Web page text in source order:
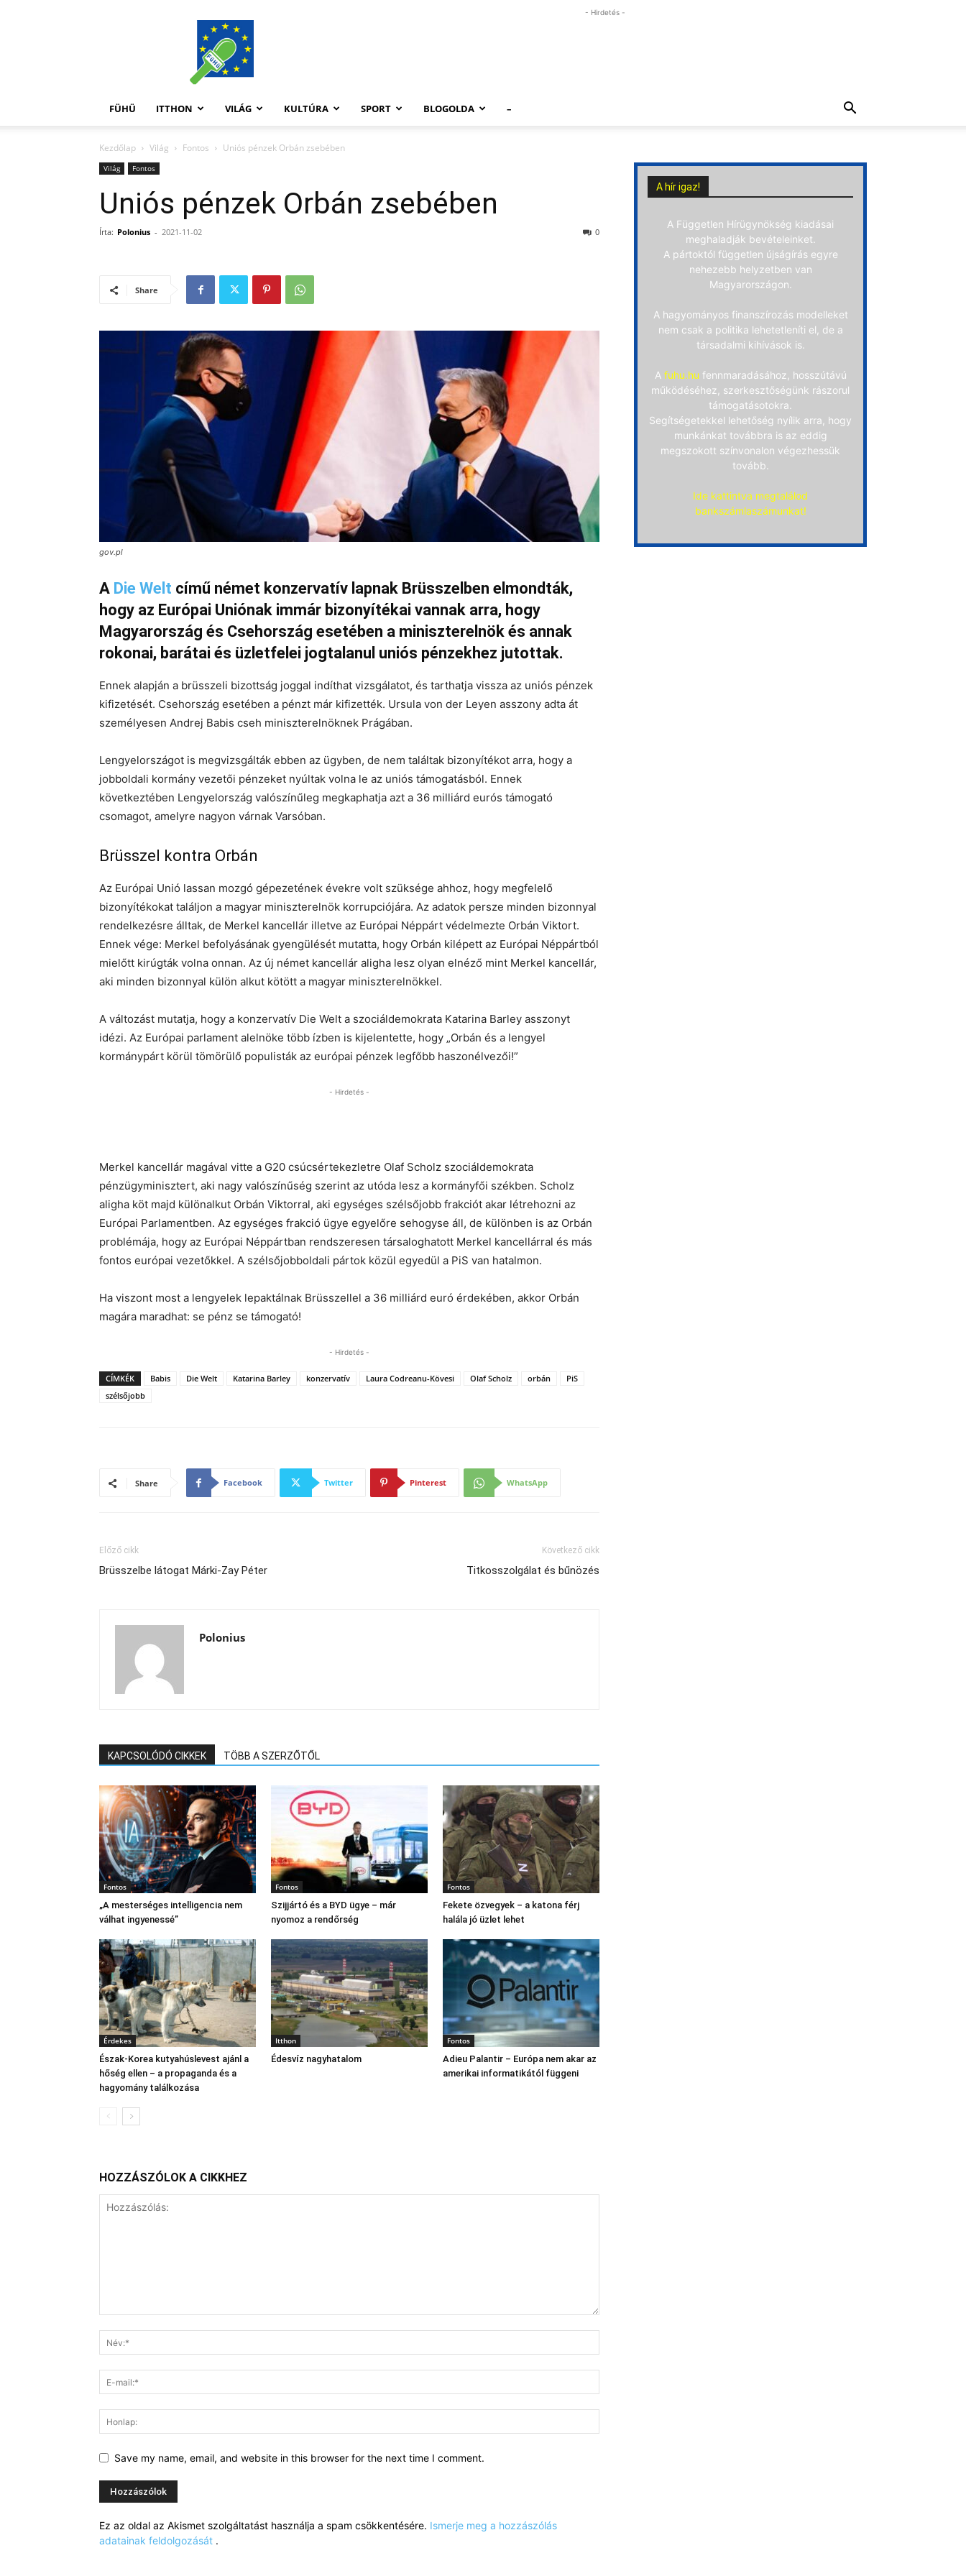
FüHü
- Hirdetés -
FÜHÜ ITTHON VILÁG KULTÚRA SPORT BLOGOLDA –
Kezdőlap Világ Fontos Uniós pénzek Orbán zsebében
Világ Fontos
Uniós pénzek Orbán zsebében
Írta: Polonius - 2021-11-02 0
Share
gov.pl
A Die Welt című német konzervatív lapnak Brüsszelben elmondták,
hogy az Európai Uniónak immár bizonyítékai vannak arra, hogy
Magyarország és Csehország esetében a miniszterelnök és annak
rokonai, barátai és üzletfelei jogtalanul uniós pénzekhez jutottak.
Ennek alapján a brüsszeli bizottság joggal indíthat vizsgálatot, és tarthatja vissza az uniós pénzek
kifizetését. Csehország esetében a pénzt már kifizették. Ursula von der Leyen asszony adta át
személyesen Andrej Babis cseh miniszterelnöknek Prágában.
Lengyelországot is megvizsgálták ebben az ügyben, de nem találtak bizonyítékot arra, hogy a
jobboldali kormány vezetői pénzeket nyúltak volna le az uniós támogatásból. Ennek
következtében Lengyelország valószínűleg megkaphatja azt a 36 milliárd eurós támogató
csomagot, amelyre nagyon várnak Varsóban.
Brüsszel kontra Orbán
Az Európai Unió lassan mozgó gépezetének évekre volt szüksége ahhoz, hogy megfelelő
bizonyítékokat találjon a magyar miniszterelnök korrupciójára. Az adatok persze minden bizonnyal
rendelkezésre álltak, de Merkel kancellár illetve az Európai Néppárt védelmezte Orbán Viktort.
Ennek vége: Merkel befolyásának gyengülését mutatta, hogy Orbán kilépett az Európai Néppártból
mielőtt kirúgták volna onnan. Az új német kancellár aligha lesz olyan elnéző mint Merkel kancellár,
aki minden bizonnyal külön alkut kötött a magyar miniszterelnökkel.
A változást mutatja, hogy a konzervatív Die Welt a szociáldemokrata Katarina Barley asszonyt
idézi. Az Európai parlament alelnöke több ízben is kijelentette, hogy „Orbán és a lengyel
kormánypárt körül tömörülő populisták az európai pénzek legfőbb haszonélvezői!”
- Hirdetés -
Merkel kancellár magával vitte a G20 csúcsértekezletre Olaf Scholz szociáldemokrata
pénzügyminisztert, aki nagy valószínűség szerint az utóda lesz a kormányfői székben. Scholz
aligha köt majd különalkut Orbán Viktorral, aki egységes szélsőjobb frakciót akar létrehozni az
Európai Parlamentben. Az egységes frakció ügye egyelőre sehogyse áll, de különben is az Orbán
problémája, hogy az Európai Néppártban rendszeresen társaloghatott Merkel kancellárral és más
fontos európai vezetőkkel. A szélsőjobboldali pártok közül egyedül a PiS van hatalmon.
Ha viszont most a lengyelek lepaktálnak Brüsszellel a 36 milliárd euró érdekében, akkor Orbán
magára maradhat: se pénz se támogató!
- Hirdetés -
CÍMKÉK Babis Die Welt Katarina Barley konzervatív Laura Codreanu-Kövesi Olaf Scholz orbán
PiS
szélsőjobb
Share Facebook Twitter Pinterest WhatsApp
Előző cikk
Brüsszelbe látogat Márki-Zay Péter
Következő cikk
Titkosszolgálat és bűnözés
Polonius
KAPCSOLÓDÓ CIKKEK TÖBB A SZERZŐTŐL
Fontos
„A mesterséges intelligencia nem
válhat ingyenessé”
Fontos
Szijjártó és a BYD ügye – már
nyomoz a rendőrség
Fontos
Fekete özvegyek – a katona férj
halála jó üzlet lehet
Érdekes
Észak‑Korea kutyahúslevest ajánl a
hőség ellen – a propaganda és a
hagyomány találkozása
Itthon
Édesvíz nagyhatalom
Fontos
Adieu Palantir – Európa nem akar az
amerikai informatikától függeni
HOZZÁSZÓLOK A CIKKHEZ
Save my name, email, and website in this browser for the next time I comment.
Ez az oldal az Akismet szolgáltatást használja a spam csökkentésére. Ismerje meg a hozzászólás
adatainak feldolgozását .
A hír igaz!
A Független Hírügynökség kiadásai
meghaladják bevételeinket.
A pártoktól független újságírás egyre
nehezebb helyzetben van
Magyarországon.
A hagyományos finanszírozás modelleket
nem csak a politika lehetetleníti el, de a
társadalmi kihívások is.
A fuhu.hu fennmaradásához, hosszútávú
működéséhez, szerkesztőségünk rászorul
támogatásotokra.
Segítségetekkel lehetőség nyílik arra, hogy
munkánkat továbbra is az eddig
megszokott színvonalon végezhessük
tovább.
Ide kattintva megtalálod
bankszámlaszámunkat!